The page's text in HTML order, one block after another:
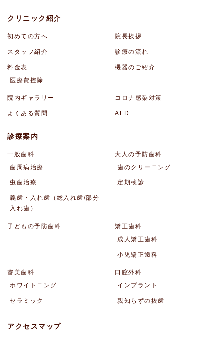
クリニック紹介
初めての方へ 院長挨拶
スタッフ紹介 診療の流れ
料金表
医療費控除
機器のご紹介
院内ギャラリー コロナ感染対策
よくある質問 AED
診療案内
一般歯科
歯周病治療
虫歯治療
義歯・入れ歯（総入れ歯/部分
入れ歯）
大人の予防歯科
歯のクリーニング
定期検診
子どもの予防歯科
矯正歯科
成人矯正歯科
小児矯正歯科
審美歯科
ホワイトニング
セラミック
口腔外科
インプラント
親知らずの抜歯
アクセスマップ